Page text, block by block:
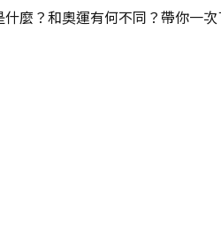
什麼？和奧運有何不同？帶你一